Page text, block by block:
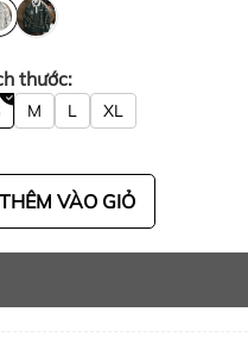
thước:
M L XL
THÊM VÀO GIỎ